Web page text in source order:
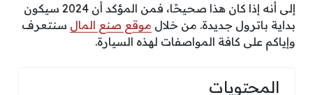
إلى أنه إذا كان هذا صحيحًا، فمن المؤكد أن 2024 سيكون
بداية باترول جديدة. من خلال موقع صنع المال سنتعرف
وإياكم على كافة المواصفات لهذه السيارة.
المحتويات